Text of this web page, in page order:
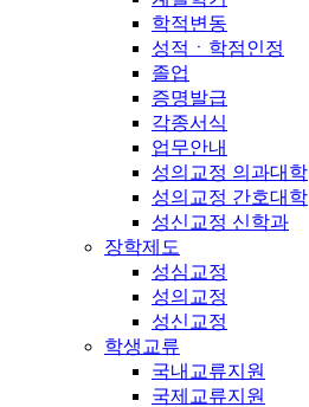
학적변동
성적ㆍ학점인정
졸업
증명발급
각종서식
업무안내
성의교정 의과대학
성의교정 간호대학
성신교정 신학과
장학제도
성심교정
성의교정
성신교정
학생교류
국내교류지원
국제교류지원